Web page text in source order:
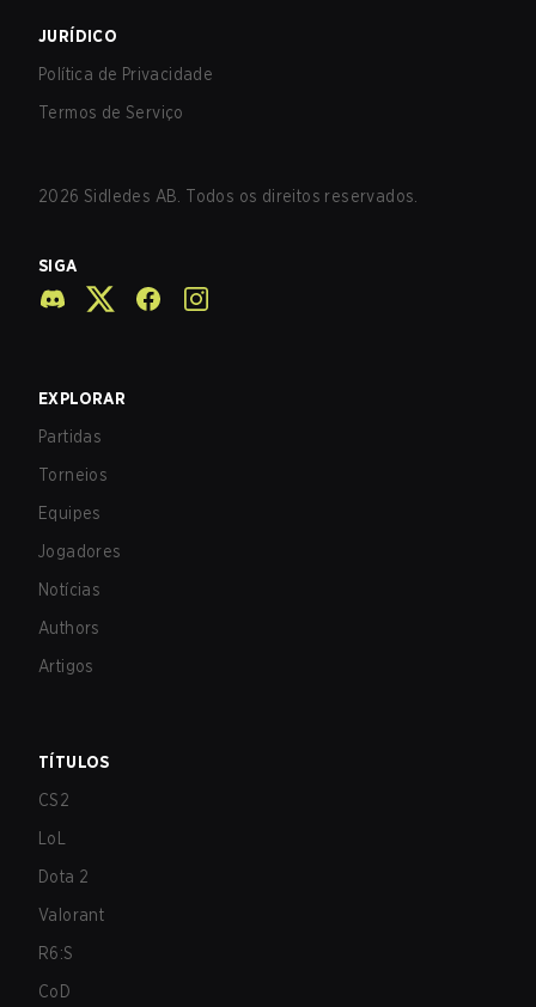
JURÍDICO
Política de Privacidade
Termos de Serviço
2026 Sidledes AB. Todos os direitos reservados.
SIGA
EXPLORAR
Partidas
Torneios
Equipes
Jogadores
Notícias
Authors
Artigos
TÍTULOS
CS2
LoL
Dota 2
Valorant
R6:S
CoD